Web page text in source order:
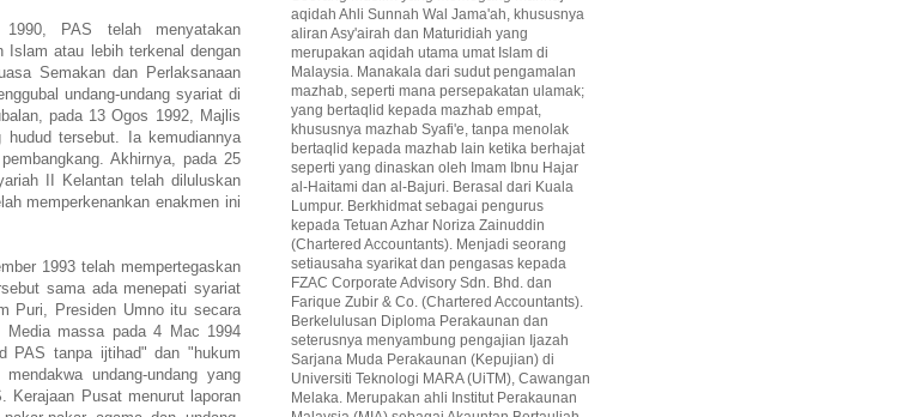
PAS telah menyatakan
Islam atau lebih terkenal dengan
Semakan dan Perlaksanaan
undang-undang syariat di
pada 13 Ogos 1992, Majlis
hudud tersebut. Ia kemudiannya
Akhirnya, pada 25
II Kelantan telah diluluskan
memperkenankan enakmen ini
1993 telah mempertegaskan
sama ada menepati syariat
Puri, Presiden Umno itu secara
Media massa pada 4 Mac 1994
PAS tanpa ijtihad" dan "hukum
undang-undang yang
Kerajaan Pusat menurut laporan
aqidah Ahli Sunnah Wal Jama'ah, khususnya
aliran Asy'airah dan Maturidiah yang
merupakan aqidah utama umat Islam di
Malaysia. Manakala dari sudut pengamalan
mazhab, seperti mana persepakatan ulamak;
yang bertaqlid kepada mazhab empat,
khususnya mazhab Syafi'e, tanpa menolak
bertaqlid kepada mazhab lain ketika berhajat
seperti yang dinaskan oleh Imam Ibnu Hajar
al-Haitami dan al-Bajuri. Berasal dari Kuala
Lumpur. Berkhidmat sebagai pengurus
kepada Tetuan Azhar Noriza Zainuddin
(Chartered Accountants). Menjadi seorang
setiausaha syarikat dan pengasas kepada
FZAC Corporate Advisory Sdn. Bhd. dan
Farique Zubir & Co. (Chartered Accountants).
Berkelulusan Diploma Perakaunan dan
seterusnya menyambung pengajian Ijazah
Sarjana Muda Perakaunan (Kepujian) di
Universiti Teknologi MARA (UiTM), Cawangan
Melaka. Merupakan ahli Institut Perakaunan